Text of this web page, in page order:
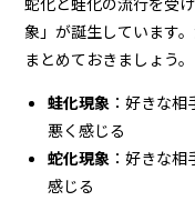
象」が誕生しています
まとめておきましょう。
蛙化現象 ：好きな
悪く感じる
蛇化現象 ：好きな
感じる